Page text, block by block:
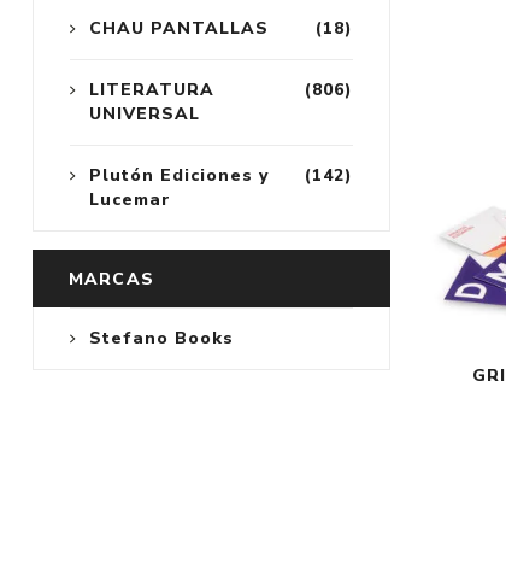
(18)
CHAU PANTALLAS
(806)
LITERATURA
UNIVERSAL
(142)
Plutón Ediciones y
Lucemar
MARCAS
Stefano Books